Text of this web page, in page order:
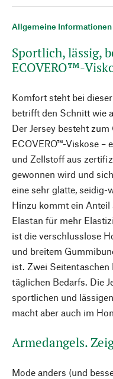
Allgemeine Informationen
Sportlich, lässig,
ECOVERO™-
Komfort steht bei
betrifft den Schnitt wie
Der Jersey besteht
ECOVERO™-Viskose –
und Zellstoff aus
gewonnen wird und
eine sehr glatte, seidig-
Hinzu kommt ein Anteil
Elastan für mehr
ist die verschlusslose
und breitem
ist. Zwei Seitentaschen
täglichen Bedarfs. Die
sportlichen und
macht aber auch im
Armedangels.
Mode anders (und